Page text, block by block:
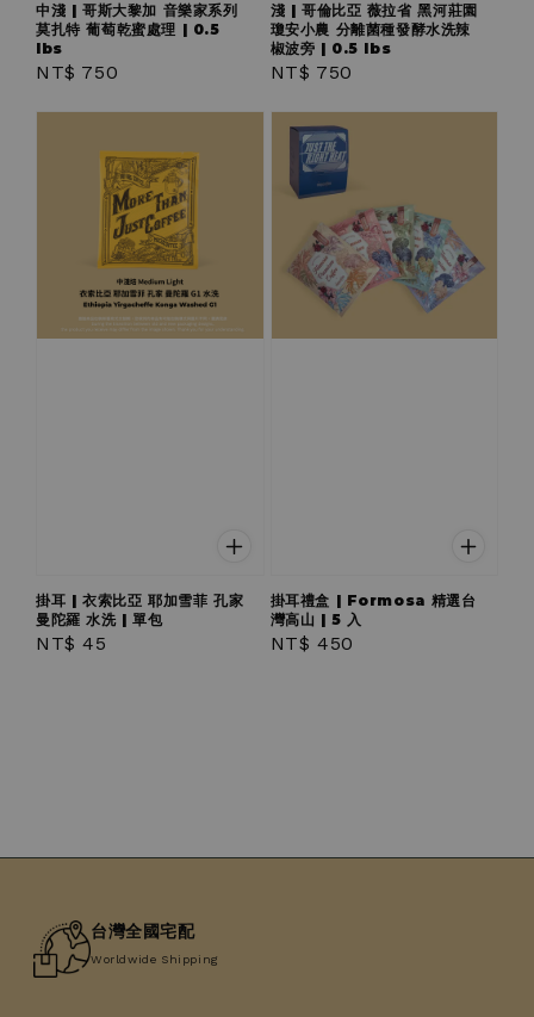
中淺 | 哥斯大黎加 音樂家系列
莫扎特 葡萄乾蜜處理 | 0.5
lbs
Regular
NT$ 750
淺 | 哥倫比亞 薇拉省 黑河莊園
瓊安小農 分離菌種發酵水洗辣
椒波旁 | 0.5 lbs
Regular
NT$ 750
掛耳 | 衣索比亞 耶加雪菲 孔家
曼陀羅 水洗 | 單包
Regular
NT$ 45
掛耳禮盒 | Formosa 精選台
灣高山 | 5 入
Regular
NT$ 450
台灣全國宅配
Worldwide Shipping